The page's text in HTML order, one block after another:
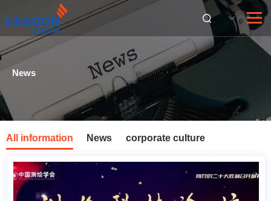
News
All information News corporate culture